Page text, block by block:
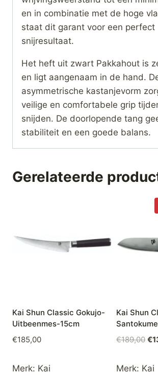
en in combinatie met de hoge
staat dit garant voor een perfect
snijresultaat.
Het heft uit zwart Pakkahout is
en ligt aangenaam in de hand.
asymmetrische kastanjevorm
veilige en comfortabele grip
snijden. De doorlopende tang
stabiliteit en een goede balans.
Gerelateerde
Kai Shun Classic Gokujo-
Uitbeenmes-15cm
€185,00
Merk: Kai
Kai Shun
€189,00
was:
€
Merk: Kai